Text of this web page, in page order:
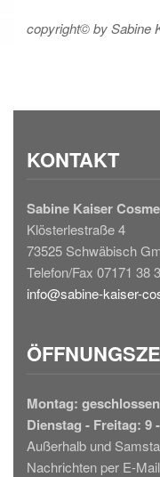
copyright© by Sabine
KONTAKT
Sabine Kaiser
Klösterlestraße 4
73525 Schwäbisch
Telefon/Fax 07171 38
info@sabine-kaiser-
Montag: geschlossen
Dienstag - Freitag: 9
Außerhalb und
Nachrichten per E-